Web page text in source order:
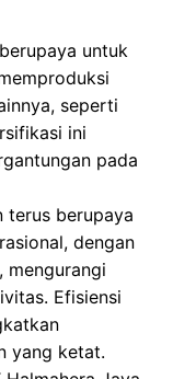
untuk
seperti
ini
pada
terus berupaya
dengan
mengurangi
Efisiensi
yang ketat.